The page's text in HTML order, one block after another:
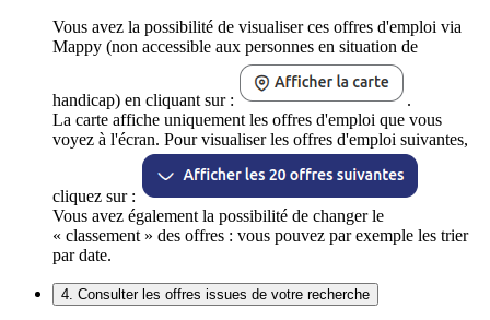
Vous avez la possibilité de visualiser ces offres d'emploi via
Mappy (non accessible aux personnes en situation de
handicap) en cliquant sur :
.
La carte affiche uniquement les offres d'emploi que vous
voyez à l'écran. Pour visualiser les offres d'emploi suivantes,
cliquez sur :
Vous avez également la possibilité de changer le
« classement » des offres : vous pouvez par exemple les trier
par date.
4. Consulter les offres issues de votre recherche